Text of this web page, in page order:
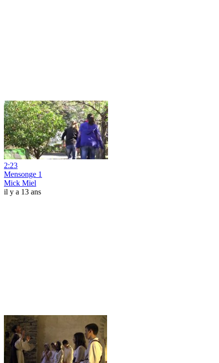
2:23
Mensonge 1
Mick Miel
il y a 13 ans